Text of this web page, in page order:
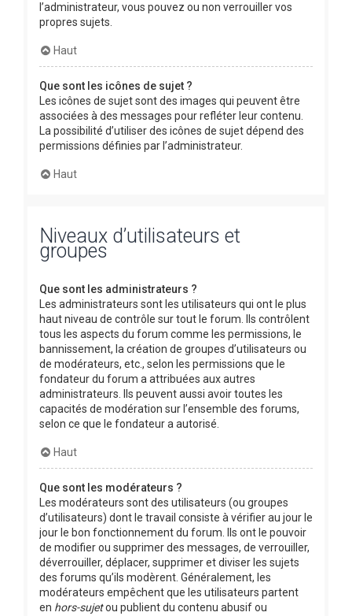
l’administrateur, vous pouvez ou non verrouiller vos
propres sujets.
Haut
Que sont les icônes de sujet ?
Les icônes de sujet sont des images qui peuvent être
associées à des messages pour refléter leur contenu.
La possibilité d’utiliser des icônes de sujet dépend des
permissions définies par l’administrateur.
Haut
Niveaux d’utilisateurs et
groupes
Que sont les administrateurs ?
Les administrateurs sont les utilisateurs qui ont le plus
haut niveau de contrôle sur tout le forum. Ils contrôlent
tous les aspects du forum comme les permissions, le
bannissement, la création de groupes d’utilisateurs ou
de modérateurs, etc., selon les permissions que le
fondateur du forum a attribuées aux autres
administrateurs. Ils peuvent aussi avoir toutes les
capacités de modération sur l’ensemble des forums,
selon ce que le fondateur a autorisé.
Haut
Que sont les modérateurs ?
Les modérateurs sont des utilisateurs (ou groupes
d’utilisateurs) dont le travail consiste à vérifier au jour le
jour le bon fonctionnement du forum. Ils ont le pouvoir
de modifier ou supprimer des messages, de verrouiller,
déverrouiller, déplacer, supprimer et diviser les sujets
des forums qu’ils modèrent. Généralement, les
modérateurs empêchent que les utilisateurs partent
en hors-sujetou publient du contenu abusif ou